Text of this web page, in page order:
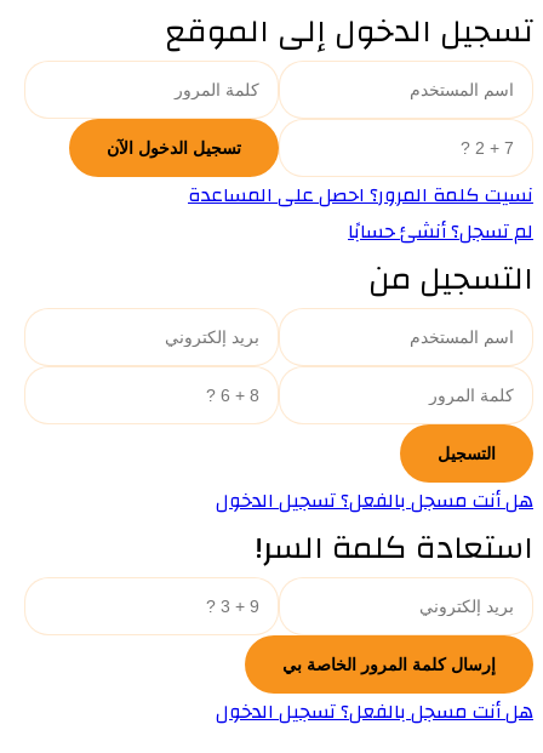
تسجيل الدخول إلى الموقع
نسيت كلمة المرور؟ احصل على المساعدة
لم تسجل؟ أنشئ حسابًا
التسجيل من
هل أنت مسجل بالفعل؟ تسجيل الدخول
استعادة كلمة السر!
هل أنت مسجل بالفعل؟ تسجيل الدخول